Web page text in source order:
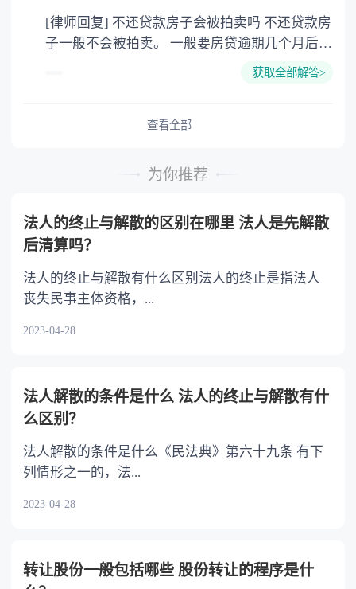
影响。抵押人转让抵押财产的，应当及时通知抵
押权人。抵押权人能够证明抵押财产转让可能损
害抵押权的，可以请求抵押人将转让所得的价款
贷款的房子经抵押权人同意能卖，但由于银行尚
未完全收回贷款及贷款利息，抵押人将抵押物转
让势必影响银行实现债权，所以一般要求抵押人
间，抵押人可以转让抵押财产。当事人另有约定
影响。抵押人转让抵押财产的，应当及时通知抵
害抵押权的，可以请求抵押人将转让所得的价款
向抵押权人提前清偿债务或者提存。转让的价款
超过债权数额的部分归抵押人所有，不足部分由
债务人清偿。
[律师回复] 不还贷款房子会被拍卖吗 不还贷款房
子一般不会被拍卖。 一般要房贷逾期几个月后银
行才会拍卖房子，具体多久依照银行规定。房子
低，被银行拍卖房子是比较亏的，如果还不起贷
贷款的房子经抵押权人同意能卖，但由于银行尚
结清银行贷款使抵押权消灭后，进行房屋过户。
《中华人民共和国民法典》第四百零六条 抵押期
间，抵押人可以转让抵押财产。当事人另有约定
的，按照其约定。抵押财产转让的，抵押权不受
押权人。抵押权人能够证明抵押财产转让可能损
超过债权数额的部分归抵押人所有，不足部分由
债务人清偿。
获取全部解答>
查看全部
为你推荐
法人的终止与解散的区别在哪里 法人是先解散
后清算吗？
法人的终止与解散有什么区别法人的终止是指法人
丧失民事主体资格，...
2023-04-28
法人解散的条件是什么 法人的终止与解散有什
么区别？
法人解散的条件是什么《民法典》第六十九条 有下
列情形之一的，法...
2023-04-28
转让股份一般包括哪些 股份转让的程序是什